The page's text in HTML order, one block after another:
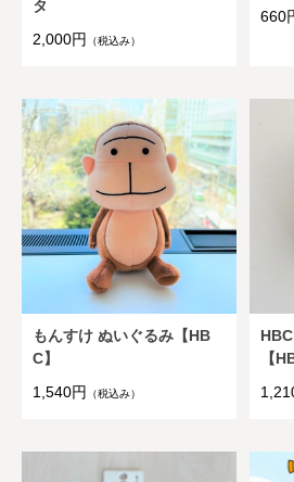
タ
2,000円
（税込み）
660
もんすけ ぬいぐるみ【HB
C】
1,540円
（税込み）
【